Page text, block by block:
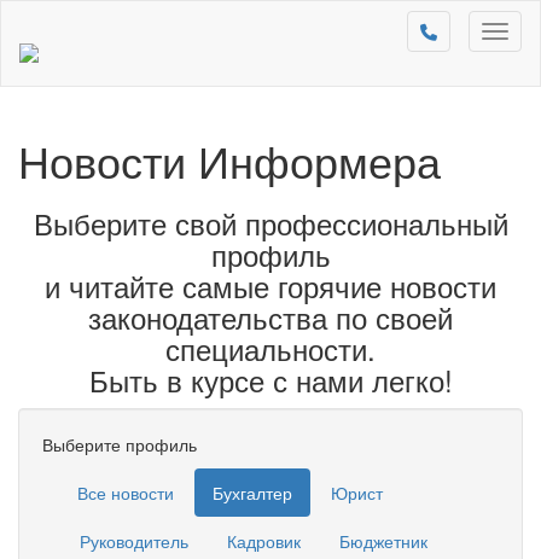
Новости Информера
Выберите свой профессиональный
профиль
и читайте самые горячие новости
законодательства по своей
специальности.
Быть в курсе с нами легко!
Выберите профиль
Все новости
Бухгалтер
Юрист
Руководитель
Кадровик
Бюджетник